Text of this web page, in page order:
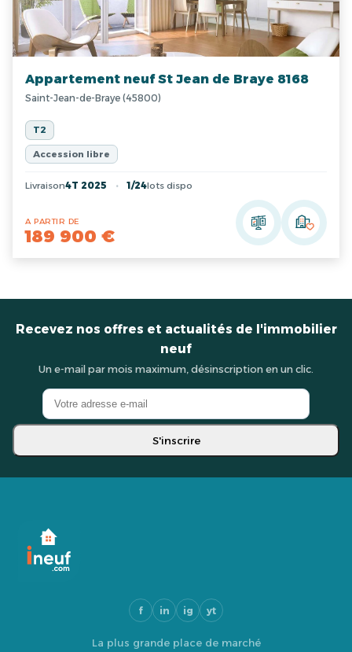
Appartement neuf St Jean de Braye 8168
Saint-Jean-de-Braye (45800)
T2
Accession libre
Livraison4T 2025 1/24lots dispo
A PARTIR DE
189 900 €
Recevez nos offres et actualités de l'immobilier
neuf
Un e-mail par mois maximum, désinscription en un clic.
S'inscrire
f in ig yt
La plus grande place de marché